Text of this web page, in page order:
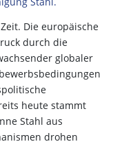
Die europäische
durch die
globaler
heute stammt
Stahl aus
drohen